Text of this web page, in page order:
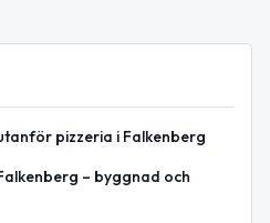
pizzeria i Falkenberg
– byggnad och